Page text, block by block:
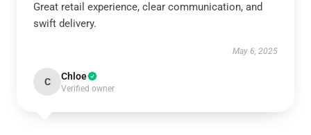
Great retail experience, clear communication, and
swift delivery.
May 6, 2025
C Chloe
Verified owner